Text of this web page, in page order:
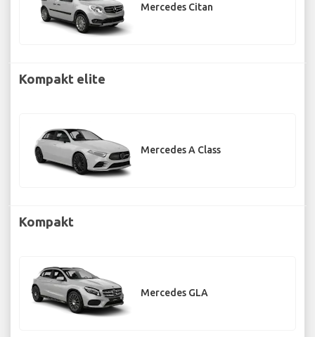
Mercedes Citan
Kompakt elite
Mercedes A Class
Kompakt
Mercedes GLA